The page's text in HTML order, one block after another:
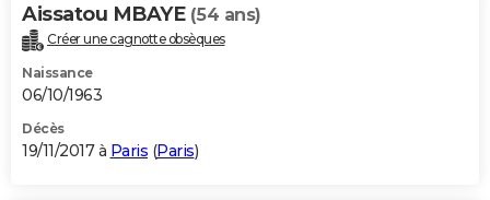
Aissatou MBAYE (54 ans)
Créer une cagnotte obsèques
Naissance
06/10/1963
Décès
19/11/2017 à Paris (Paris)